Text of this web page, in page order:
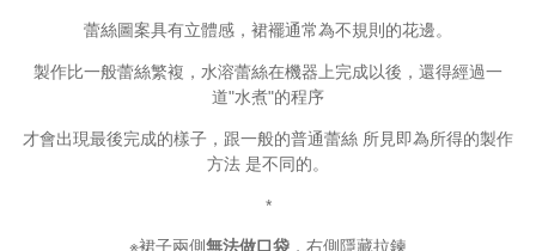
蕾絲圖案具有立體感，裙襬通常為不規則的花邊。
製作比一般蕾絲繁複，水溶蕾絲在機器上完成以後，還得經過一
道"水煮"的程序
才會出現最後完成的樣子，跟一般的普通蕾絲 所見即為所得的製作
方法 是不同的。
*
※裙子兩側無法做口袋 ，右側隱藏拉鍊